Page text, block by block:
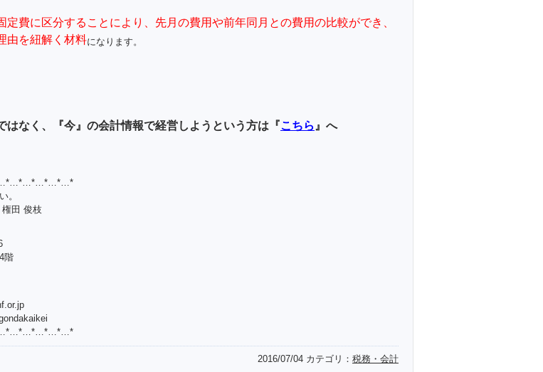
定費に区分することにより、先月の費用や前年同月との費用の比較ができ、
由を紐解く材料になります。
はなく、『今』の会計情報で経営しようという方は『こちら 』へ
。
田 俊枝
階
2016/07/04 カテゴリ： 税務・会計